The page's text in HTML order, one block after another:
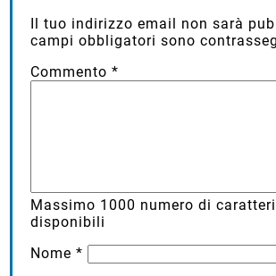
Il tuo indirizzo email non sarà
campi obbligatori sono
Commento*
Massimo 1000 numero di
disponibili
Nome*